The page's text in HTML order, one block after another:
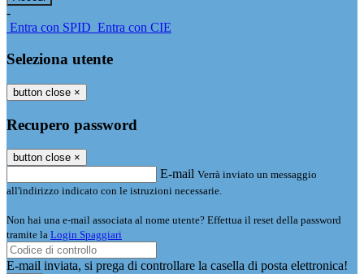
-
Entra con SPID Entra con CIE
Seleziona utente
button close ×
Recupero password
button close ×
E-mail Verrà inviato un messaggio
all'indirizzo indicato con le istruzioni necessarie.
Non hai una e-mail associata al nome utente? Effettua il reset della password
tramite la Login Spaggiari
E-mail inviata, si prega di controllare la casella di posta elettronica!